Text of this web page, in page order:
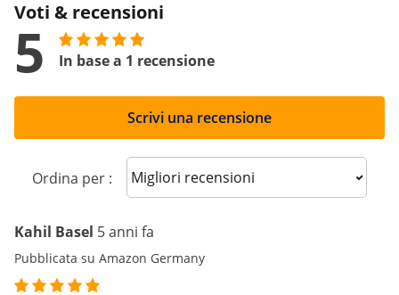
Voti & recensioni
5 In base a 1 recensione
Scrivi una recensione
Ordina per : Sort reviews
Kahil Basel 5 anni fa
Pubblicata su Amazon Germany